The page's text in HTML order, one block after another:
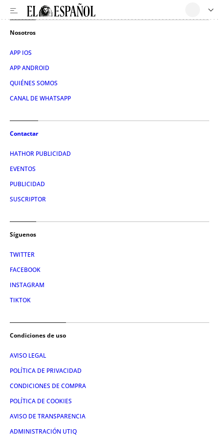
Nosotros
APP IOS
APP ANDROID
QUIÉNES SOMOS
CANAL DE WHATSAPP
Contactar
HATHOR PUBLICIDAD
EVENTOS
PUBLICIDAD
SUSCRIPTOR
Síguenos
TWITTER
FACEBOOK
INSTAGRAM
TIKTOK
Condiciones de uso
AVISO LEGAL
POLÍTICA DE PRIVACIDAD
CONDICIONES DE COMPRA
POLÍTICA DE COOKIES
AVISO DE TRANSPARENCIA
ADMINISTRACIÓN UTIQ